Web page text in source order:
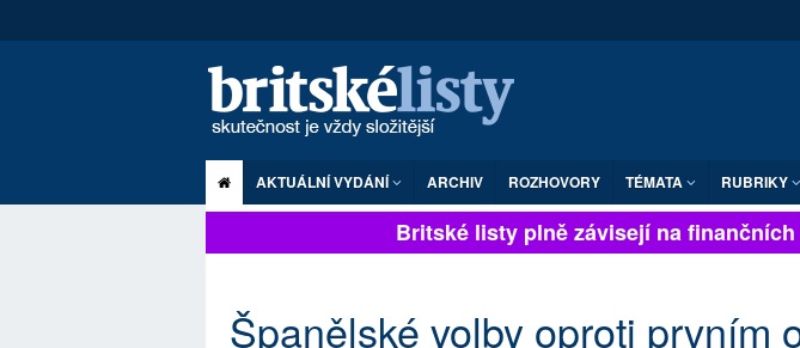
AKTUÁLNÍ VYDÁNÍ ARCHIV ROZHOVORY TÉMATA RUBRIKY
Britské listy plně závisejí na finančních
Španělské volby oproti prvním